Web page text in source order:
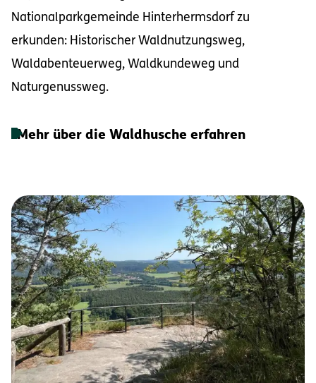
Nationalparkgemeinde Hinterhermsdorf zu
erkunden: Historischer Waldnutzungsweg,
Waldabenteuerweg, Waldkundeweg und
Naturgenussweg.
Mehr über die Waldhusche erfahren